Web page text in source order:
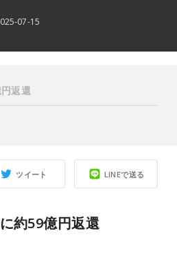
07-15
ツイート LINEで送る
約59億円返還
返還